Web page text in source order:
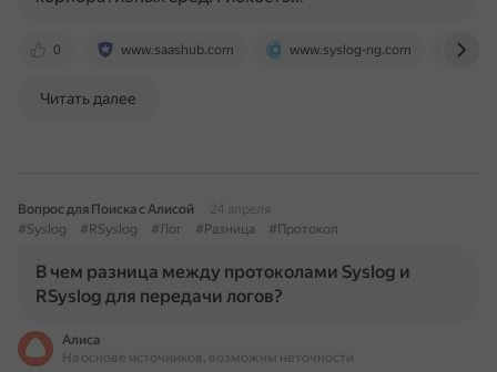
0 www.saashub.com www.syslog-ng.com
Читать далее
Вопрос для Поиска с Алисой
24 апреля
#Syslog
#RSyslog #Лог #Разница #Протокол
В чем разница между протоколами Syslog и
RSyslog для передачи логов?
Алиса
На основе источников, возможны неточности